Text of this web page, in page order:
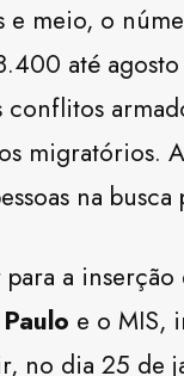
e meio, o
até
migratórios.
na
a
e o MIS,
no dia 25 de